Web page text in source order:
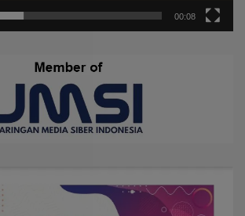
00:08